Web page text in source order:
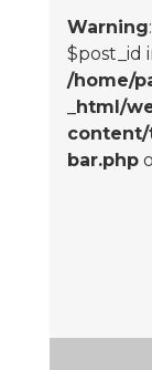
Warning
$post_id
/home/
_html/
content/
bar.php